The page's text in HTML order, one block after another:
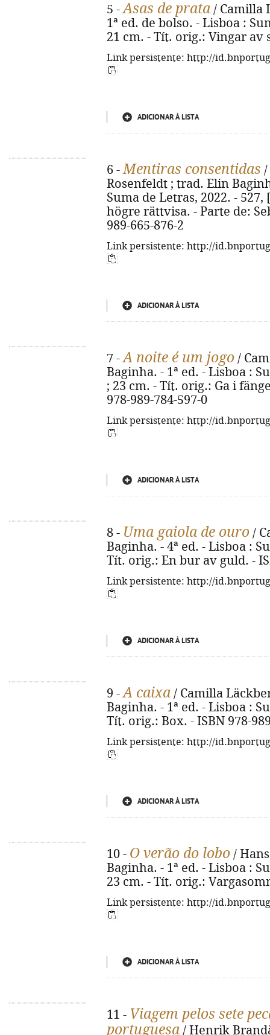
5 -Asas de prata / Camilla
1ª ed. de bolso. - Lisboa :
21 cm. - Tít. orig.: Vingar av
Link persistente: http://
ADICIONAR À LISTA
6 -Mentiras consentidas /
Rosenfeldt ; trad. Elin
Suma de Letras, 2022. -
högre rättvisa. - Parte de:
989-665-876-2
Link persistente: http://
ADICIONAR À LISTA
7 -A noite é um jogo /
Baginha. - 1ª ed. - Lisboa :
; 23 cm. - Tít. orig.: Ga i
978-989-784-597-0
Link persistente: http://
ADICIONAR À LISTA
8 - Uma gaiola de ouro /
Baginha. - 4ª ed. - Lisboa :
Tít. orig.: En bur av guld. -
Link persistente: http://
ADICIONAR À LISTA
9 -A caixa / Camilla
Baginha. - 1ª ed. - Lisboa :
Tít. orig.: Box. - ISBN 978-
Link persistente: http://
ADICIONAR À LISTA
10 - O verão do lobo /
Baginha. - 1ª ed. - Lisboa :
23 cm. - Tít. orig.:
Link persistente: http://
ADICIONAR À LISTA
11 - Viagem pelos sete
portuguesa / Henrik